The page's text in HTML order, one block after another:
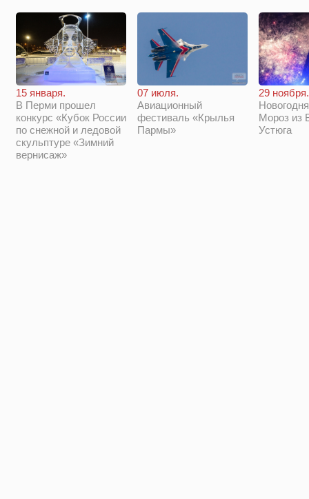
15 января.
В Перми прошел
конкурс «Кубок России
по снежной и ледовой
скульптуре «Зимний
вернисаж»
07 июля.
Авиационный
фестиваль «Крылья
Пармы»
29 ноября.
Мороз из
Устюга